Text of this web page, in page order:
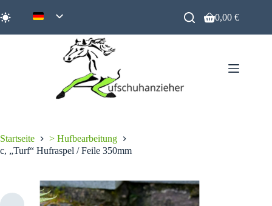
Inhalt
springen
Warenkorb
0,00€
Startseite
> Hufbearbeitung
c, „Turf“ Hufraspel / Feile 350mm